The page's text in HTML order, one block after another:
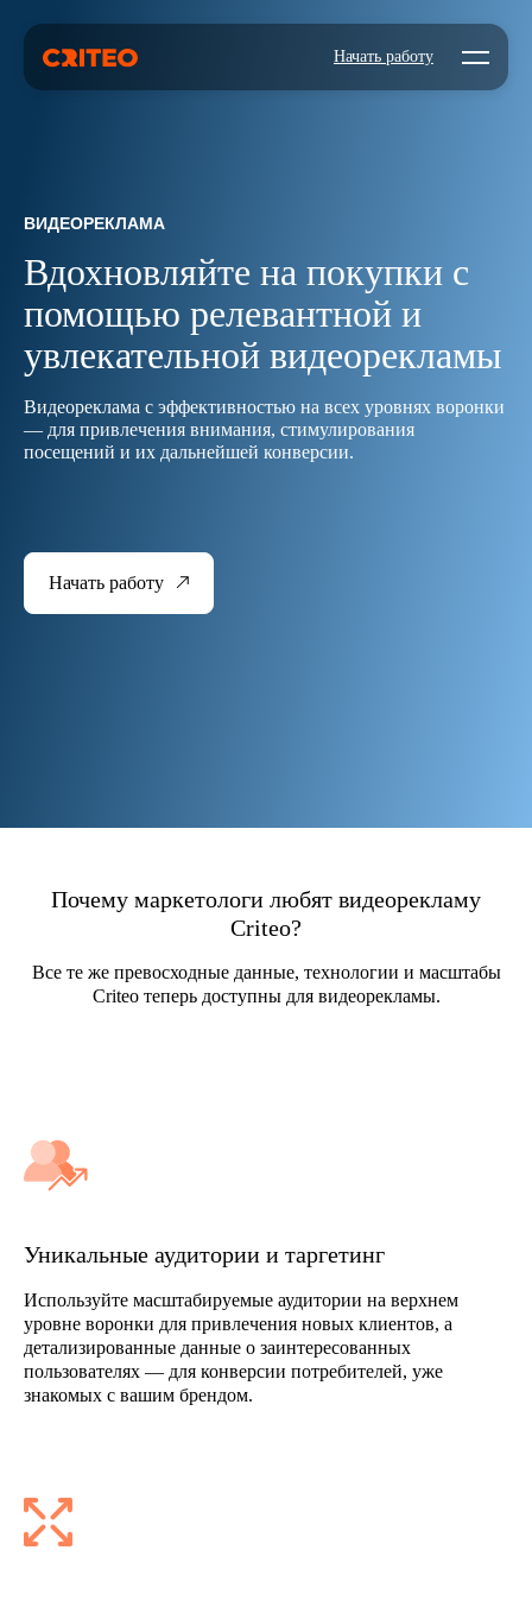
Начать работу Open
ВИДЕОРЕКЛАМА
Вдохновляйте на покупки с
помощью релевантной и
увлекательной видеорекламы
Видеореклама с эффективностью на всех уровнях воронки
— для привлечения внимания, стимулирования
посещений и их дальнейшей конверсии.
Начать работу
Почему маркетологи любят видеорекламу
Criteo?
Все те же превосходные данные, технологии и масштабы
Criteo теперь доступны для видеорекламы.
Уникальные аудитории и таргетинг
Используйте масштабируемые аудитории на верхнем
уровне воронки для привлечения новых клиентов, а
детализированные данные о заинтересованных
пользователях — для конверсии потребителей, уже
знакомых с вашим брендом.